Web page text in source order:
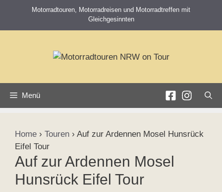
springen
Motorradtouren, Motorradreisen und Motorradtreffen mit
Gleichgesinnten
Menü
Home › Touren › Auf zur Ardennen Mosel Hunsrück
Eifel Tour
Auf zur Ardennen Mosel
Hunsrück Eifel Tour